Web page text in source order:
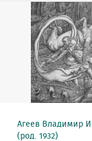
Агеев Владимир
(род. 1932)